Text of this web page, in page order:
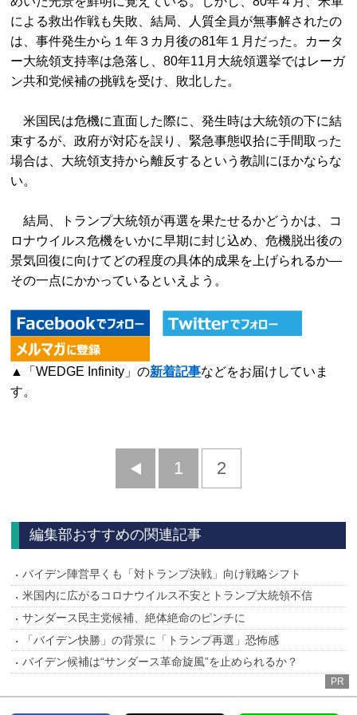
による救出作戦も失敗、結局、人質全員が無事解されたの
は、事件発生から１年３カ月後の81年１月だった。カータ
ー大統領支持率は急落し、80年11月大統領選挙ではレーガ
ン共和党候補の挑戦を受け、敗北した。
米国民は危機に直面した際に、発生時は大統領の下に結
束するが、政府が対応を誤り、緊急事態収拾に手間取った
場合は、大統領支持から離反するという教訓にほかならな
い。
結局、トランプ大統領が再選を果たせるかどうかは、コ
ロナウイルス危機をいかに早期に封じ込め、危機脱出後の
景気回復に向けてどの程度の具体的成果を上げられるか―
その一点にかかっているといえよう。
▲「WEDGE Infinity」の新着記事などをお届けしていま
す。
前
1 2
編集部おすすめの関連記事
バイデン陣営早くも「対トランプ決戦」向け戦略シフト
米国内に広がるコロナウイルス不安とトランプ大統領不信
サンダース民主党候補、絶体絶命のピンチに
「バイデン快勝」の背景に「トランプ再選」恐怖感
バイデン候補は“サンダース革命旋風”を止められるか？
PR